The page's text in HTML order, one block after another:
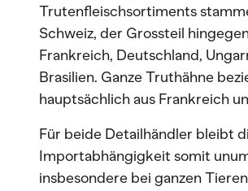
Trutenfleischsortiments
Schweiz, der Grossteil
Frankreich, Deutschland,
Brasilien. Ganze Truthähne
hauptsächlich aus Frankreich
Für beide Detailhändler bleibt
Importabhängigkeit somit
insbesondere bei ganzen